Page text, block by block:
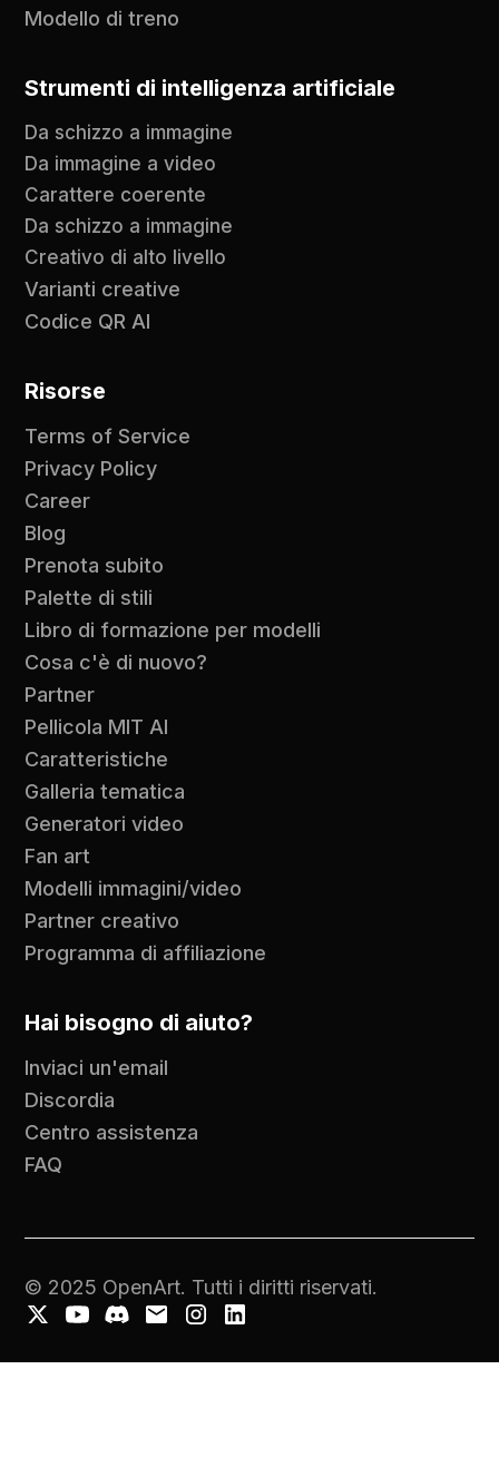
Modello di treno
Strumenti di intelligenza artificiale
Da schizzo a immagine
Da immagine a video
Carattere coerente
Da schizzo a immagine
Creativo di alto livello
Varianti creative
Codice QR AI
Risorse
Terms of Service
Privacy Policy
Career
Blog
Prenota subito
Palette di stili
Libro di formazione per modelli
Cosa c'è di nuovo?
Partner
Pellicola MIT AI
Caratteristiche
Galleria tematica
Generatori video
Fan art
Modelli immagini/video
Partner creativo
Programma di affiliazione
Hai bisogno di aiuto?
Inviaci un'email
Discordia
Centro assistenza
FAQ
© 2025 OpenArt. Tutti i diritti riservati.